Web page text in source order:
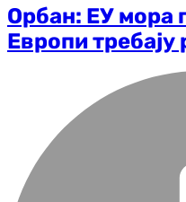
Орбан: ЕУ мора
Европи требају